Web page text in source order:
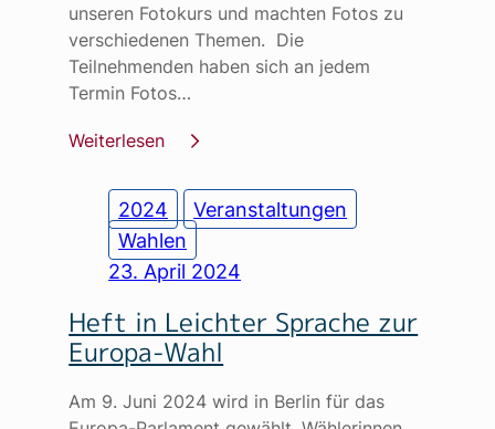
unseren Fotokurs und machten Fotos zu
verschiedenen Themen. Die
Teilnehmenden haben sich an jedem
Termin Fotos…
Weiterlesen
2024
Veranstaltungen
Wahlen
23. April 2024
Heft in Leichter Sprache zur
Europa-Wahl
Am 9. Juni 2024 wird in Berlin für das